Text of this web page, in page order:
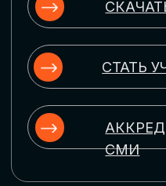
Рассмотрим управление
комплексные решения для
производительности и кейсы
оптимизации процессов
развития, оценки и удержания
ЦИФРОВИЗАЦИЯ
КЛИЕНТСКОГО СЕРВИСА
Разберем кейсы в сфере